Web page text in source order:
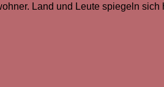
Land und Leute spiegeln